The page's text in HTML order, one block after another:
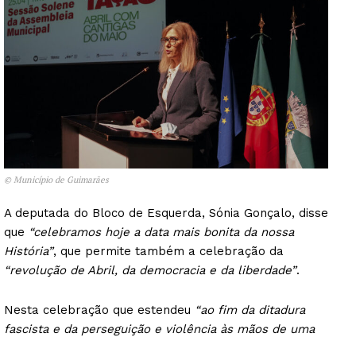
© Município de Guimarães
A deputada do Bloco de Esquerda, Sónia Gonçalo, disse
que “celebramos hoje a data mais bonita da nossa
História”, que permite também a celebração da
“revolução de Abril, da democracia e da liberdade”.
Nesta celebração que estendeu “ao fim da ditadura
fascista e da perseguição e violência às mãos de uma